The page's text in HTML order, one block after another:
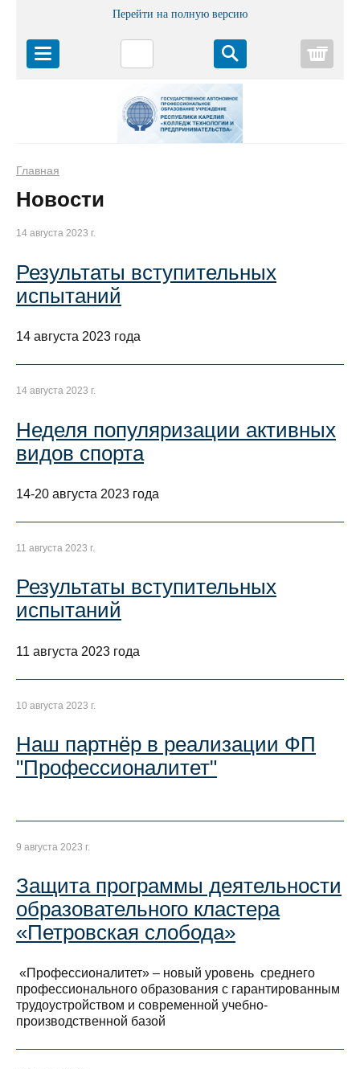
Перейти на полную версию
Главная
Новости
14 августа 2023 г.
Результаты вступительных
испытаний
14 августа 2023 года
14 августа 2023 г.
Неделя популяризации активных
видов спорта
14-20 августа 2023 года
11 августа 2023 г.
Результаты вступительных
испытаний
11 августа 2023 года
10 августа 2023 г.
Наш партнёр в реализации ФП
"Профессионалитет"
9 августа 2023 г.
Защита программы деятельности
образовательного кластера
«Петровская слобода»
«Профессионалитет» – новый уровень среднего
профессионального образования с гарантированным
трудоустройством и современной учебно-
производственной базой